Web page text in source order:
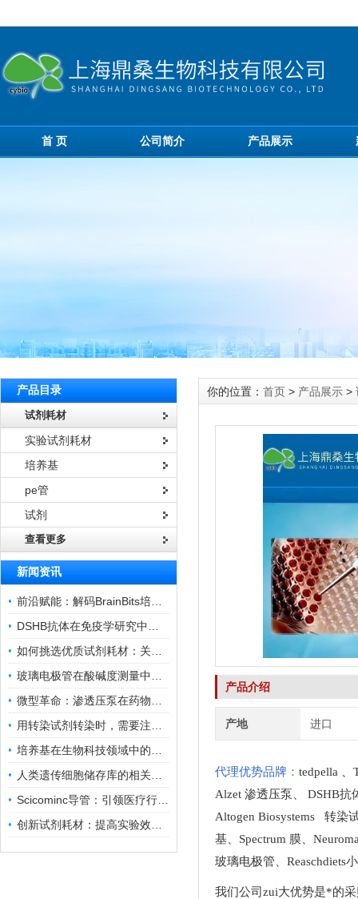
首 页 公司简介 产品展示
产品目录
试剂耗材
实验试剂耗材
培养基
pe管
试剂
查看更多
新闻资讯
你的位置： 首页 > 产品展示 >
产品介绍
产地 进口
代理优势品牌： tedpella
Alzet 渗透压泵
DSHB抗
Altogen Biosystems 转染
基
Spectrum 膜
玻璃电极管
Reaschdiets
我们公司zui大优势是*的